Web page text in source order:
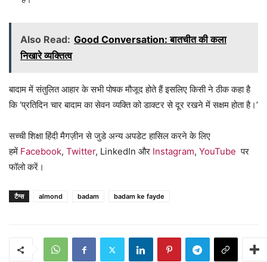
Also Read: Good Conversation: बातचीत की कला
निखारे व्यक्तित्व
बादाम में संतुलित आहार के सभी पोषक मौजूद होते हैं इसलिए किसी ने ठीक कहा है
कि ‘प्रतिदिन चार बादाम का सेवन व्यक्ति को डाक्टर से दूर रखने में सक्षम होता है।’
सच्ची शिक्षा हिंदी मैगज़ीन से जुडे अन्य अपडेट हासिल करने के लिए
हमें Facebook, Twitter, LinkedIn और Instagram, YouTube पर
फॉलो करें।
टैग्स almond badam badam ke fayde